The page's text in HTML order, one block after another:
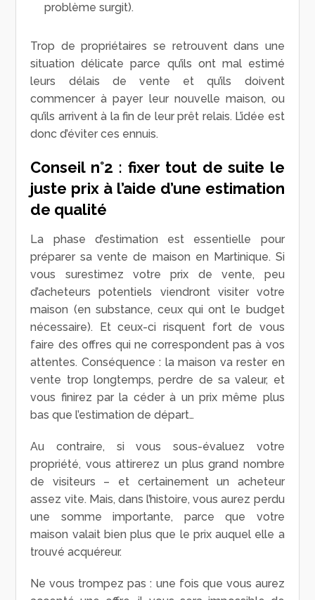
problème surgit).
Trop de propriétaires se retrouvent dans une
situation délicate parce qu’ils ont mal estimé
leurs délais de vente et qu’ils doivent
commencer à payer leur nouvelle maison, ou
qu’ils arrivent à la fin de leur prêt relais. L’idée est
donc d’éviter ces ennuis.
Conseil n°2 : fixer tout de suite le
juste prix à l’aide d’une estimation
de qualité
La phase d’estimation est essentielle pour
préparer sa vente de maison en Martinique. Si
vous surestimez votre prix de vente, peu
d’acheteurs potentiels viendront visiter votre
maison (en substance, ceux qui ont le budget
nécessaire). Et ceux-ci risquent fort de vous
faire des offres qui ne correspondent pas à vos
attentes. Conséquence : la maison va rester en
vente trop longtemps, perdre de sa valeur, et
vous finirez par la céder à un prix même plus
bas que l’estimation de départ…
Au contraire, si vous sous-évaluez votre
propriété, vous attirerez un plus grand nombre
de visiteurs – et certainement un acheteur
assez vite. Mais, dans l’histoire, vous aurez perdu
une somme importante, parce que votre
maison valait bien plus que le prix auquel elle a
trouvé acquéreur.
Ne vous trompez pas : une fois que vous aurez